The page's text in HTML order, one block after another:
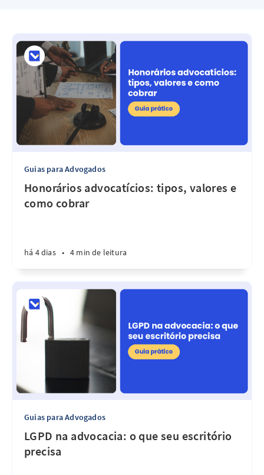
Guias para Advogados
Honorários advocatícios: tipos, valores e
como cobrar
há 4 dias • 4 min de leitura
Guias para Advogados
LGPD na advocacia: o que seu escritório
precisa